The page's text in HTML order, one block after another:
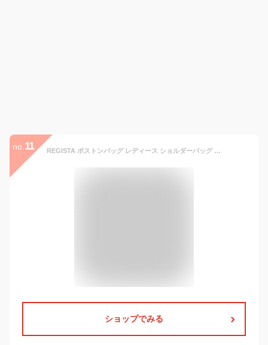
no. 11 REGISTA ボストンバッグ レディース ショルダーバッグ 2WAY 合皮 フェイクレザー シンプル 大容量 修学旅行 出張 ゴルフ 大学生 女子 おしゃれ 手持ち 肩がけ 肩掛け 旅行バッグ 1泊2日 2泊3日 斜めがけ 旅行カバン ビジネス ファスナー ジム バック BAG プレゼント 送料無料
ショップでみる